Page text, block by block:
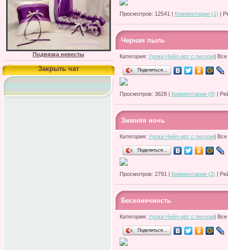
Просмотров: 12541 | Комментарии (1) |
Черная пыль
Категория: Уроки Нейл-арт с песком| Все
Поделиться…
Просмотров: 3628 | Комментарии (0) |
Зимняя ночь
Категория: Уроки Нейл-арт с песком| Все
Поделиться…
Просмотров: 2791 | Комментарии (2) |
Бесконечность
Категория: Уроки Нейл-арт с песком| Все
Поделиться…
Подвязка невесты
Закрыть чат